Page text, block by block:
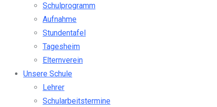
Schulprogramm
Aufnahme
Stundentafel
Tagesheim
Elternverein
Unsere Schule
Lehrer
Schularbeitstermine